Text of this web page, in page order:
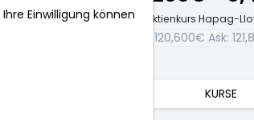
Echtzeit-Aktienkurs Hapag-
120,600€ Ask:
KURSE
Einwilligung können